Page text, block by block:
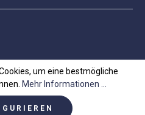
um eine bestmögliche
Mehr Informationen ...